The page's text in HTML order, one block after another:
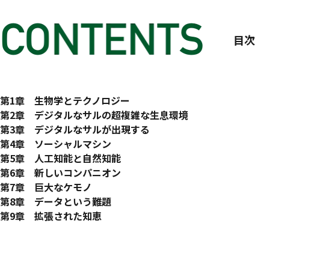
目次
第1章 生物学とテクノロジー
第2章 デジタルなサルの超複雑な生息環境
第3章 デジタルなサルが出現する
第4章 ソーシャルマシン
第5章 人工知能と自然知能
第6章 新しいコンパニオン
第7章 巨大なケモノ
第8章 データという難題
第9章 拡張された知恵